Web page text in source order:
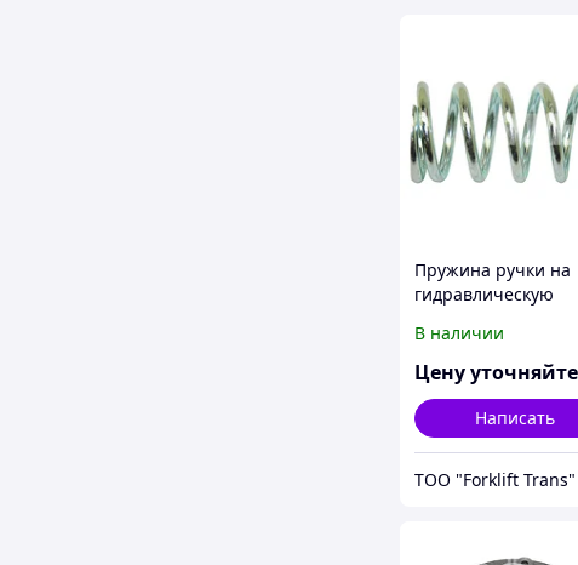
Пружина ручки на
гидравлическую
В наличии
Цену уточняйте
Написать
ТОО "Forklift Trans"